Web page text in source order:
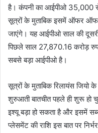
है। कंपनी का आईपीओ 35,000
सूत्रों के मुताबिक इसमें ऑफर ऑफ
जाएंगे। यह आईपीओ साल की
पिछले साल 27,870.16 करोड़
सबसे बड़ा आईपीओ है।
सूत्रों के मुताबिक रिलायंस
शुरुआती बातचीत पहले ही शुरू हो
इश्यू बड़ा हो सकता है और इसमें
प्लेसमेंट की राशि इस बात पर